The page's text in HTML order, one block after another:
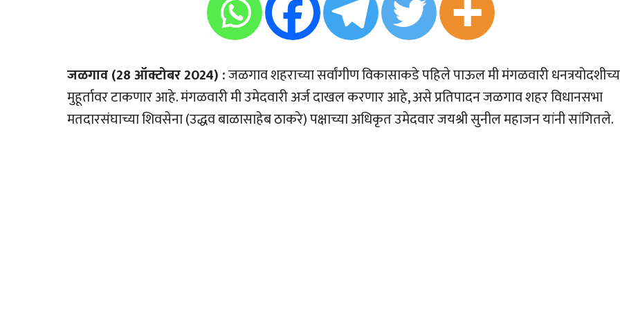
जळगाव (28 ऑक्टोबर 2024) :जळगाव शहराच्या सर्वांगीण विकासाकडे पहिले पाऊल मी मंगळवारी
मुहूर्तावर टाकणार आहे. मंगळवारी मी उमेदवारी अर्ज दाखल करणार आहे, असे प्रतिपादन जळगाव शहर विधानसभा
मतदारसंघाच्या शिवसेना (उद्धव बाळासाहेब ठाकरे) पक्षाच्या अधिकृत उमेदवार जयश्री सुनील महाजन यांनी सांगितले.